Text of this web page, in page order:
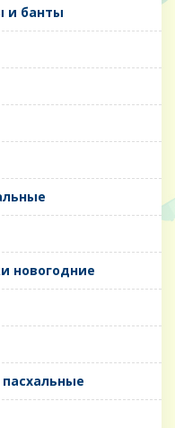
и банты
новогодние